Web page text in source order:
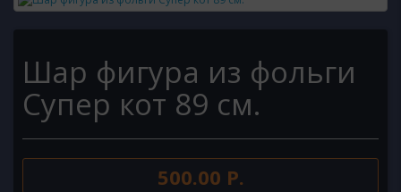
Шар фигура из фольги
Супер кот 89 см.
500.00 Р.